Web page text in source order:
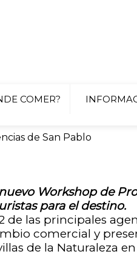
COMER?
de San Pablo
Workshop de
para el destino.
de las principales
comercial y
de la Naturaleza